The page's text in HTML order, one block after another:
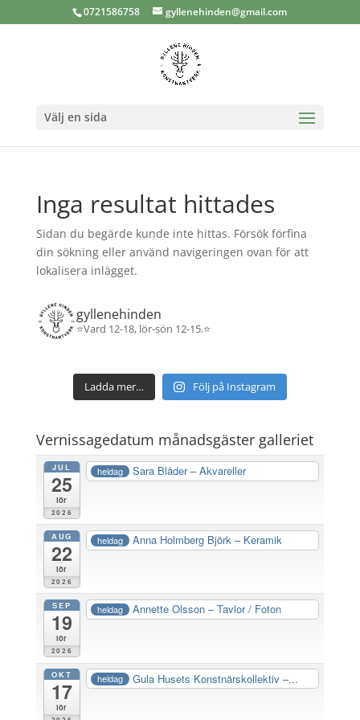
0721586758 gyllenehinden@gmail.com
Välj en sida
Inga resultat hittades
Sidan du begärde kunde inte hittas. Försök förfina
din sökning eller använd navigeringen ovan för att
lokalisera inlägget.
gyllenehinden
⭐️Vard 12-18, lör-sön 12-15.⭐️
Ladda mer… Följ på Instagram
Vernissagedatum månadsgäster galleriet
JUL
25
lör
2026
heldag Sara Blåder – Akvareller
AUG
22
lör
2026
heldag Anna Holmberg Björk – Keramik
SEP
19
lör
2026
heldag Annette Olsson – Tavlor / Foton
OKT
17
lör
heldag Gula Husets Konstnärskollektiv –...